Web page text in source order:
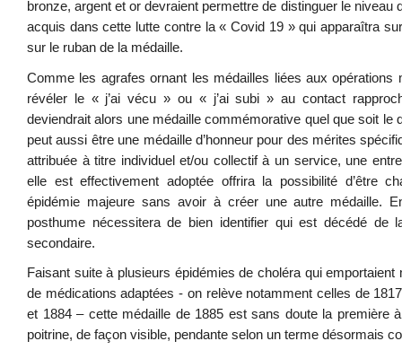
bronze, argent et or devraient permettre de distinguer le niveau
acquis dans cette lutte contre la « Covid 19 » qui apparaîtra
sur le ruban de la médaille.
Comme les agrafes ornant les médailles liées aux opérations
révéler le « j’ai vécu » ou « j’ai subi » au contact
deviendrait alors une médaille commémorative quel que soit le
peut aussi être une médaille d’honneur pour des mérites
attribuée à titre individuel et/ou collectif à un service, une
elle est effectivement adoptée offrira la possibilité d’être
épidémie majeure sans avoir à créer une autre médaille.
posthume nécessitera de bien identifier qui est décédé de
secondaire.
Faisant suite à plusieurs épidémies de choléra qui
de médications adaptées - on relève notamment celles de
et 1884 – cette médaille de 1885 est sans doute la première
poitrine, de façon visible, pendante selon un terme désormais